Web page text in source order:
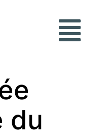
du